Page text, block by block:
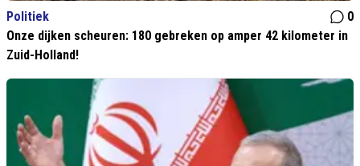
Politiek
0
Onze dijken scheuren: 180 gebreken op amper 42 kilometer in
Zuid-Holland!